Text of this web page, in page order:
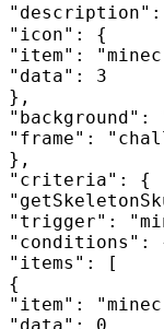
"description": "
"icon": {
"item":
"data": 3
},
"frame":
},
"criteria": {
"trigger":
"conditions":
"items": [
{
"item":